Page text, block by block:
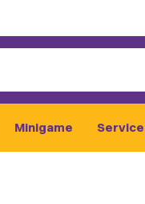
Minigame Service